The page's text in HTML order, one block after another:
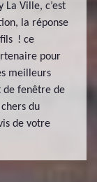
La Ville, c’est
la réponse
! ce
pour
meilleurs
de fenêtre de
du
de votre